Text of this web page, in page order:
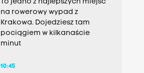
To jedno z najlepszych miejsc
na rowerowy wypad z
Krakowa. Dojedziesz tam
pociągiem w kilkanaście
minut
10:45